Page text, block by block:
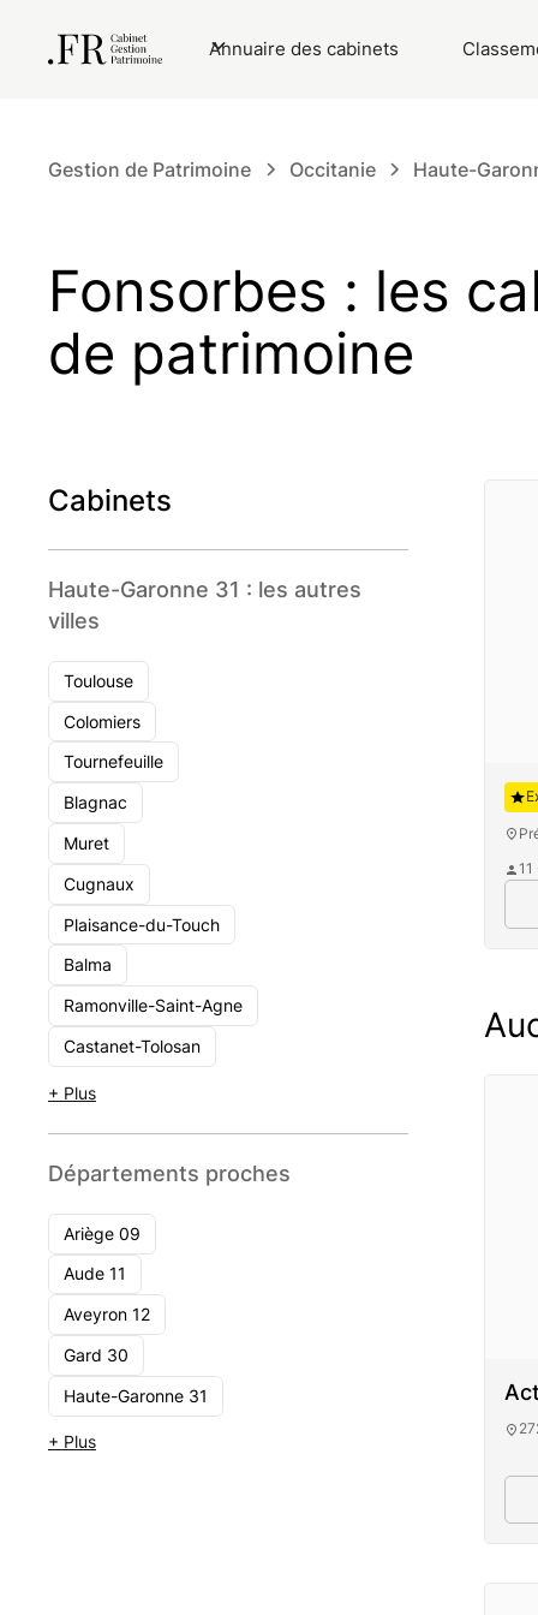
Annuaire des cabinets
Gestion de Patrimoine Occitanie Haute-
Fonsorbes : les
de patrimoine
Cabinets
Haute-Garonne 31 : les autres
villes
Toulouse
Colomiers
Tournefeuille
Blagnac
Muret
Cugnaux
Plaisance-du-Touch
Balma
Ramonville-Saint-Agne
Castanet-Tolosan
+ Plus
Départements proches
Ariège 09
Aude 11
Aveyron 12
Gard 30
Haute-Garonne 31
+ Plus